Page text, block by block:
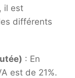
il est
différents
: En
est de 21%.